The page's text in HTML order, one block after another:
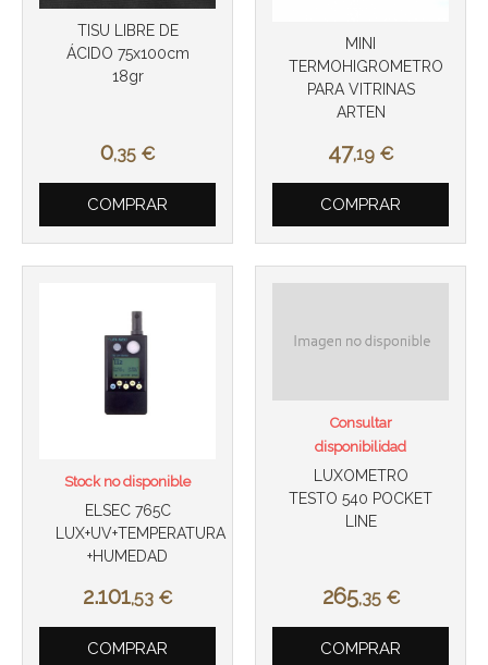
TISU LIBRE DE
ÁCIDO 75x100cm
18gr
0,35 €
COMPRAR
MINI
TERMOHIGROMETRO
PARA VITRINAS
ARTEN
47,19 €
COMPRAR
ELSEC 765C
LUX+UV+TEMPERATURA
+HUMEDAD
2.101,53 €
Stock no disponible
COMPRAR
LUXOMETRO
TESTO 540 POCKET
LINE
265,35 €
Consultar
disponibilidad
COMPRAR
Más info